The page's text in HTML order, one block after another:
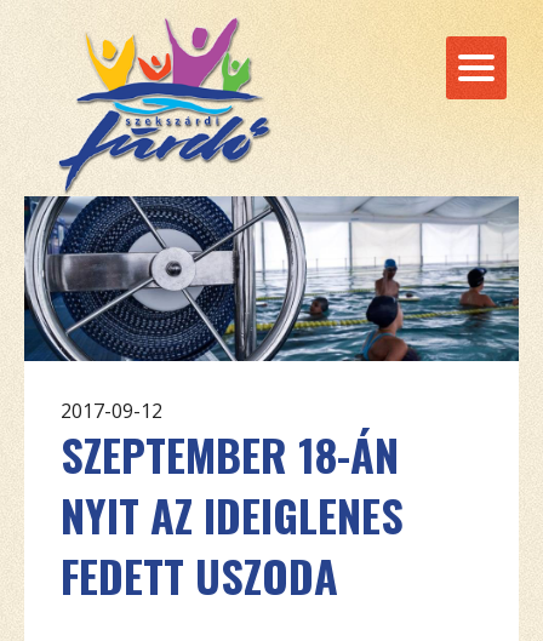
2017-09-12
SZEPTEMBER 18-ÁN
NYIT AZ IDEIGLENES
FEDETT USZODA